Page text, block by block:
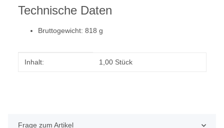
Technische Daten
Bruttogewicht: 818 g
Produkteigenschaft
Wert
Inhalt: 1,00 Stück
Frage zum Artikel